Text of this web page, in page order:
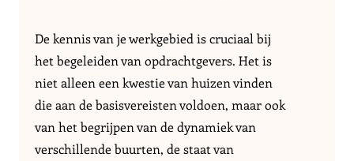
De kennis van je werkgebied is cruciaal bij
het begeleiden van opdrachtgevers. Het is
niet alleen een kwestie van huizen vinden
die aan de basisvereisten voldoen, maar ook
van het begrijpen van de dynamiek van
verschillende buurten, de staat van